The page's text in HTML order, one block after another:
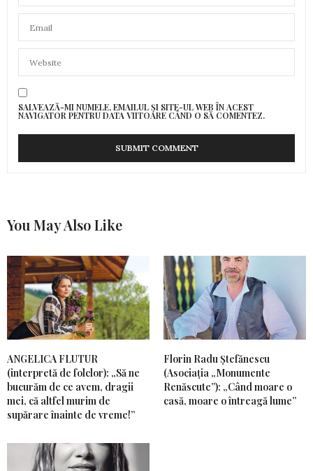
SALVEAZĂ-MI NUMELE, EMAILUL ȘI SITE-UL WEB ÎN ACEST
NAVIGATOR PENTRU DATA VIITOARE CÂND O SĂ COMENTEZ.
You May Also Like
ANGELICA FLUTUR
(interpretă de folclor): „Să ne
bucurăm de ce avem, dragii
mei, că altfel murim de
supărare înainte de vreme!”
Florin Radu Ștefănescu
(Asociația „Monumente
Renăscute”): „Când moare o
casă, moare o întreagă lume”